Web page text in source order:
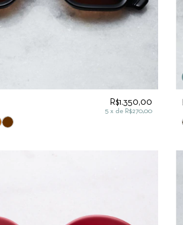
R$1.350,00
5 x de R$270,00